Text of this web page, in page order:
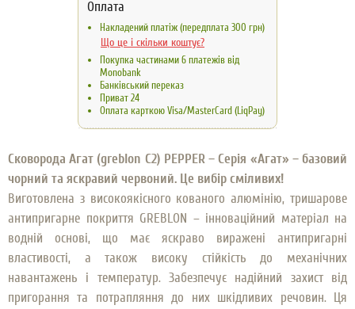
Оплата
Накладений платіж (передплата 300 грн)
Що це і скільки коштує?
Покупка частинами 6 платежів від
Monobank
Банківський переказ
Приват 24
Оплата карткою Visa/MasterCard (LiqPay)
Сковорода Агат (greblon C2) PEPPER – Серія «Агат» – базовий
чорний та яскравий червоний. Це вибір сміливих!
Виготовлена ​​з високоякісного кованого алюмінію, тришарове
антипригарне покриття GREBLON – інноваційний матеріал на
водній основі, що має яскраво виражені антипригарні
властивості, а також високу стійкість до механічних
навантажень і температур. Забезпечує надійний захист від
пригорання та потрапляння до них шкідливих речовин. Ця